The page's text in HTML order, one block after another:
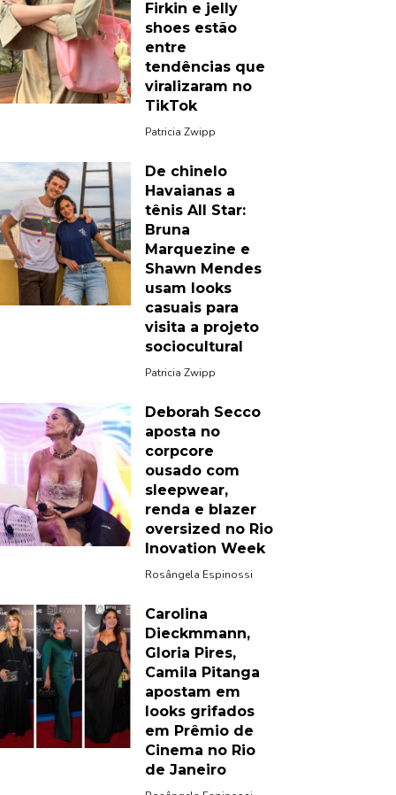
Firkin e jelly
shoes estão
entre
tendências que
viralizaram no
TikTok
Patricia Zwipp
De chinelo
Havaianas a
tênis All Star:
Bruna
Marquezine e
Shawn Mendes
usam looks
casuais para
visita a projeto
sociocultural
Patricia Zwipp
Deborah Secco
aposta no
corpcore
ousado com
sleepwear,
renda e blazer
oversized no Rio
Inovation Week
Rosângela Espinossi
Carolina
Dieckmmann,
Gloria Pires,
Camila Pitanga
apostam em
looks grifados
em Prêmio de
Cinema no Rio
de Janeiro